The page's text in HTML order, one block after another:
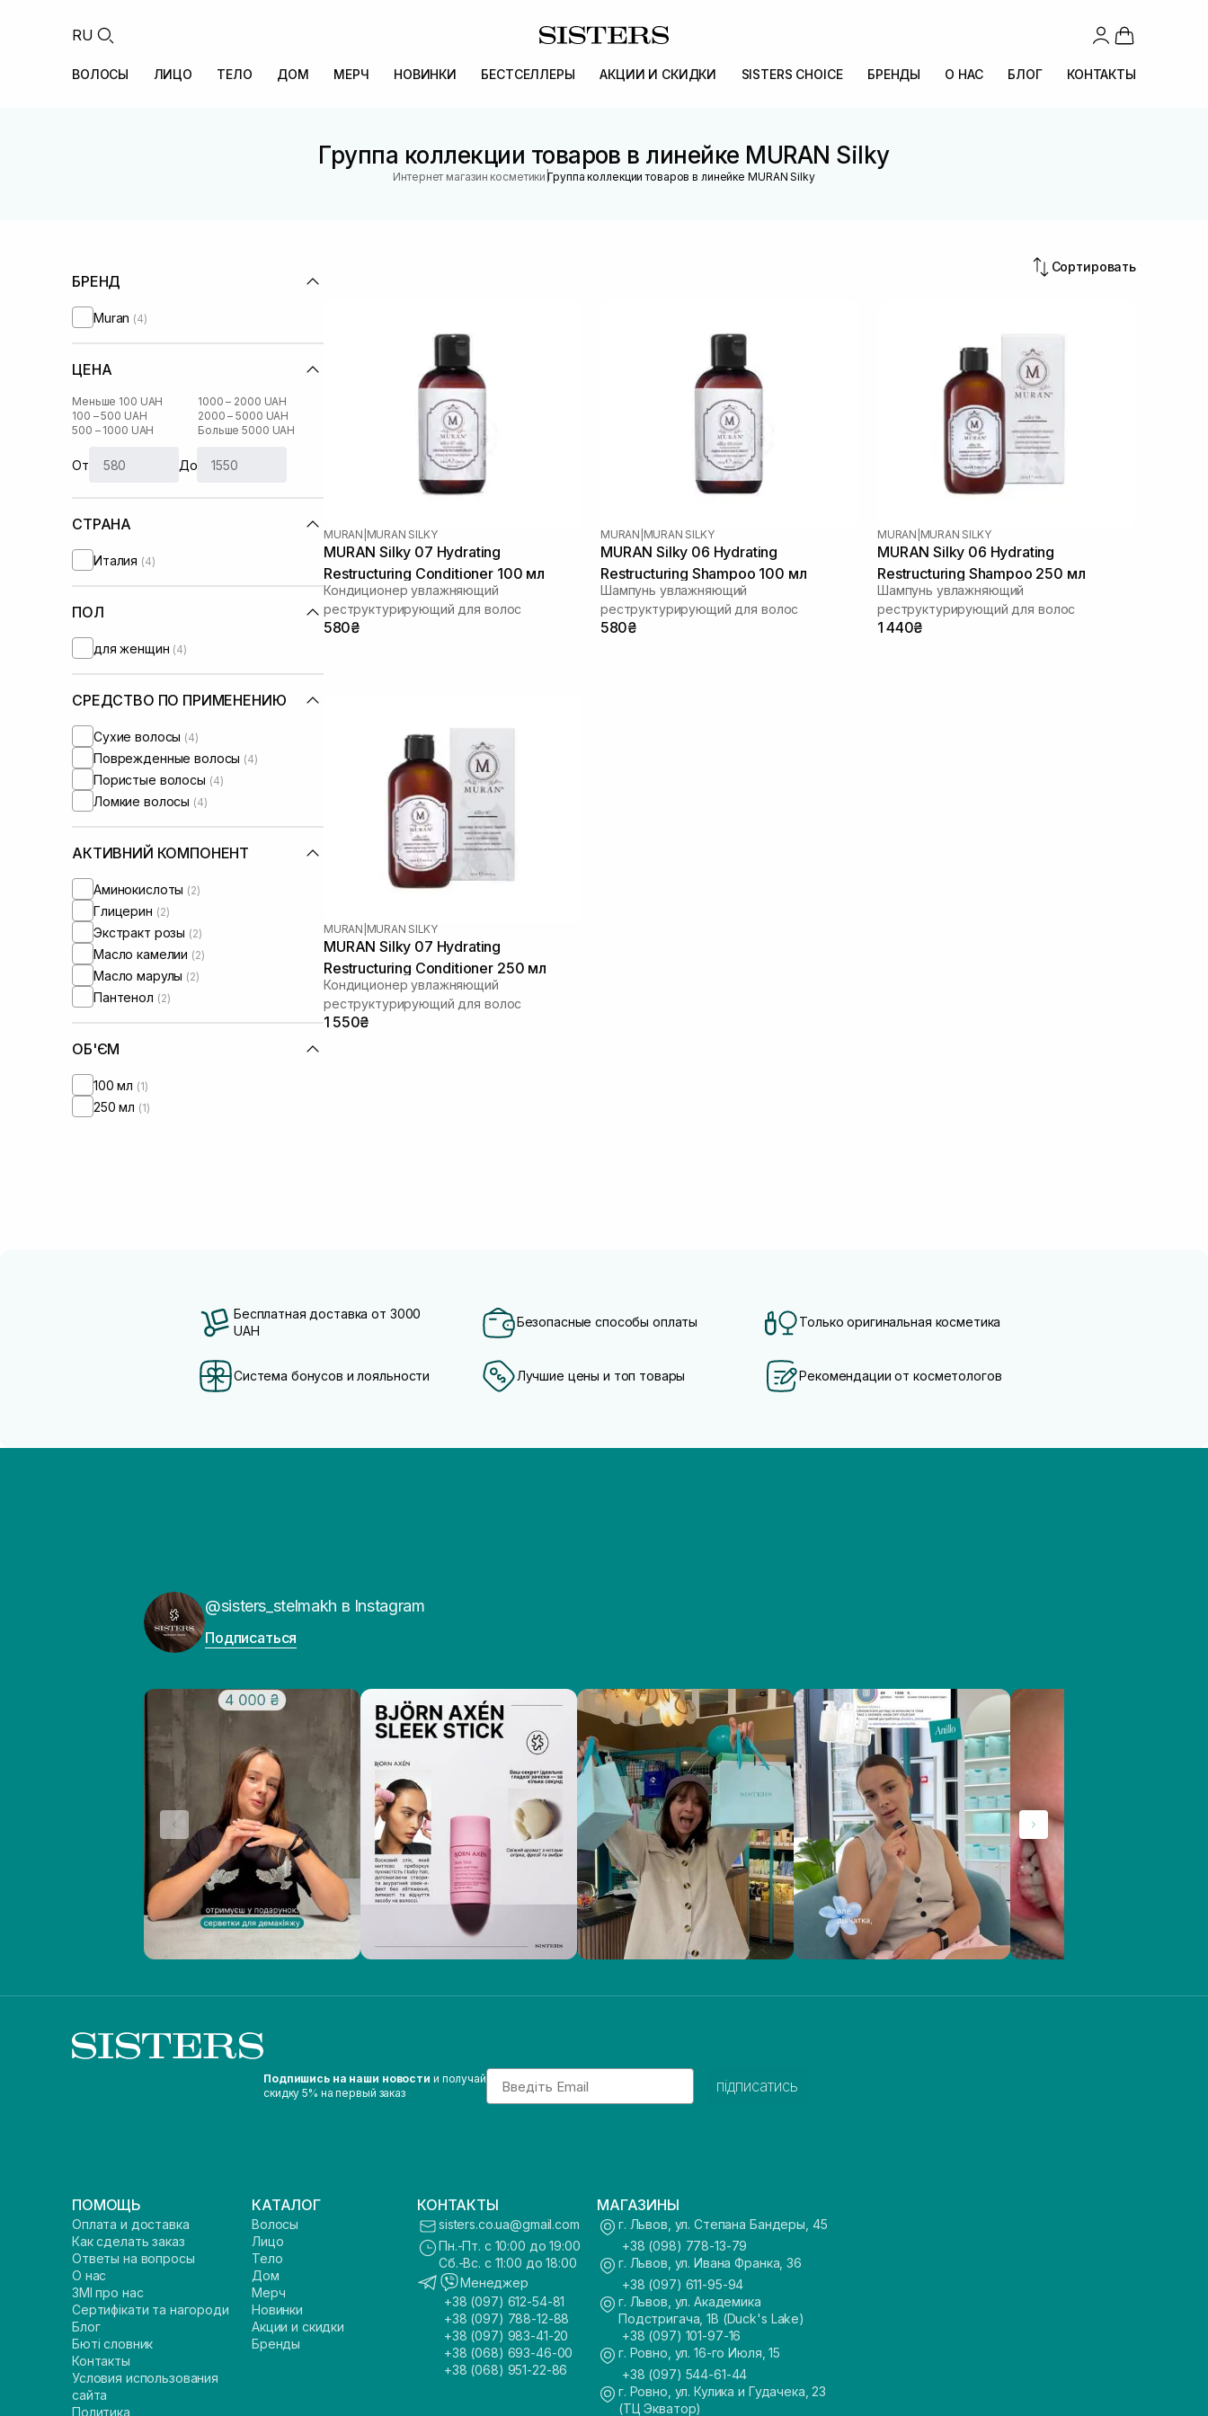
RU
ВОЛОСЫ ЛИЦО ТЕЛО ДОМ МЕРЧ НОВИНКИ БЕСТСЕЛЛЕРЫ АКЦИИ И СКИДКИ SISTERS CHOICE БРЕНДЫ О НАС БЛОГ КОНТАКТЫ
Группа коллекции товаров в линейке MURAN Silky
Интернет магазин косметики |Группа коллекции товаров в линейке MURAN Silky
БРЕНД
Muran (4)
ЦЕНА
Меньше 100 UAH
100 – 500 UAH
500 – 1000 UAH
1000 – 2000 UAH
2000 – 5000 UAH
Больше 5000 UAH
От До
СТРАНА
Италия (4)
ПОЛ
для женщин (4)
СРЕДСТВО ПО ПРИМЕНЕНИЮ
Сухие волосы (4)
Поврежденные волосы (4)
Пористые волосы (4)
Ломкие волосы (4)
АКТИВНИЙ КОМПОНЕНТ
Аминокислоты (2)
Глицерин (2)
Экстракт розы (2)
Масло камелии (2)
Масло марулы (2)
Пантенол (2)
ОБ'ЄМ
100 мл (1)
250 мл (1)
Сортировать
MURAN MURAN SILKY
MURAN Silky 07 Hydrating
Restructuring Conditioner 100 мл
Кондиционер увлажняющий
реструктурирующий для волос
580₴
MURAN MURAN SILKY
MURAN Silky 06 Hydrating
Restructuring Shampoo 100 мл
Шампунь увлажняющий
реструктурирующий для волос
580₴
MURAN MURAN SILKY
MURAN Silky 06 Hydrating
Restructuring Shampoo 250 мл
Шампунь увлажняющий
реструктурирующий для волос
1 440₴
MURAN MURAN SILKY
MURAN Silky 07 Hydrating
Restructuring Conditioner 250 мл
Кондиционер увлажняющий
реструктурирующий для волос
1 550₴
Бесплатная доставка от 3000
UAH
Безопасные способы оплаты Только оригинальная косметика
Система бонусов и лояльности Лучшие цены и топ товары Рекомендации от косметологов
@sisters_stelmakh в Instagram
Подписаться
Подпишись на наши новости и получай
скидку 5% на первый заказ
Email
підписатись
ПОМОЩЬ
Оплата и доставка
Как сделать заказ
Ответы на вопросы
О нас
ЗМІ про нас
Сертифікати та нагороди
Блог
Бюті словник
Контакты
Условия использования
сайта
Политика
КАТАЛОГ
Волосы
Лицо
Тело
Дом
Мерч
Новинки
Акции и скидки
Бренды
КОНТАКТЫ
sisters.co.ua@gmail.com
Пн.-Пт. с 10:00 до 19:00
Сб.-Вс. с 11:00 до 18:00
Менеджер
+38 (097) 612-54-81
+38 (097) 788-12-88
+38 (097) 983-41-20
+38 (068) 693-46-00
+38 (068) 951-22-86
МАГАЗИНЫ
г. Львов, ул. Степана Бандеры, 45
+38 (098) 778-13-79
г. Львов, ул. Ивана Франка, 36
+38 (097) 611-95-94
г. Львов, ул. Академика
Подстригача, 1В (Duck's Lake)
+38 (097) 101-97-16
г. Ровно, ул. 16-го Июля, 15
+38 (097) 544-61-44
г. Ровно, ул. Кулика и Гудачека, 23
(ТЦ Экватор)